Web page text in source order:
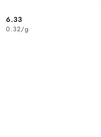
Cena:
6.33
0.32/g